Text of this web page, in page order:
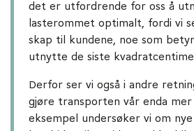
det er utfordrende for oss å
lasterommet optimalt, fordi vi
skap til kundene, noe som
utnytte de siste
Derfor ser vi også i andre
gjøre transporten vår enda
eksempel undersøker vi om